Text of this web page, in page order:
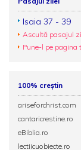
Isaia 37 - 39
Ascultă pasajul
Pune-l pe pagina
100% creștin
ariseforchrist.com
cantaricrestine.ro
eBiblia.ro
lectiicuobiecte.ro